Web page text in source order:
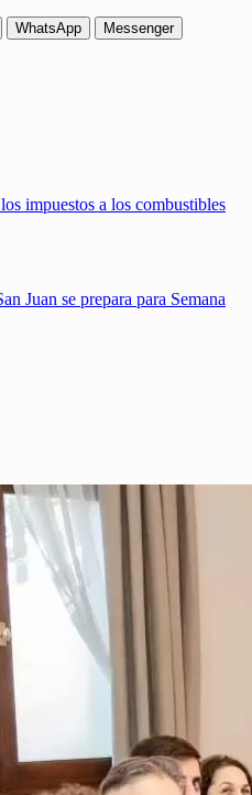
WhatsApp
Messenger
impuestos a los combustibles
Juan se prepara para Semana